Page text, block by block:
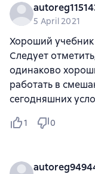
5 April 2021
Хороший
Следует
одинаково
работать в
сегодняшних
1 0